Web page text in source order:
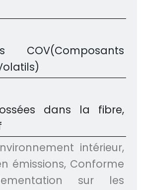
COV(Composants
dans la fibre,
intérieur,
émissions, Conforme
sur les